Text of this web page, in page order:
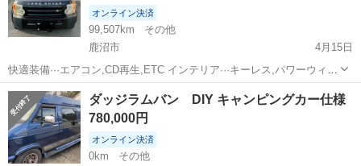
オンライン決済
99,507km
その他
鹿沼市
4月15日
快適装備···エアコン,CD再生,ETC インテリア···キーレス,パワーウィン
ドウ,電動シート,シートヒーター エクステリア···サンルーフ,アルミホ
イール 中古車で購入してから、元々の小傷はありましたが大切に乗っ
ていた...
栃木 鹿沼市
ダッジラムバン DIY キャンピングカー仕様
780,000円
オンライン決済
0km
その他